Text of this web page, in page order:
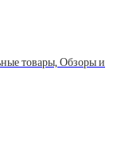
товары, Обзоры и